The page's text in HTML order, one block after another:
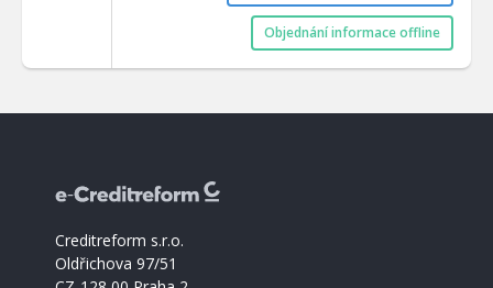
Objednání informace offline
Creditreform s.r.o.
Oldřichova 97/51